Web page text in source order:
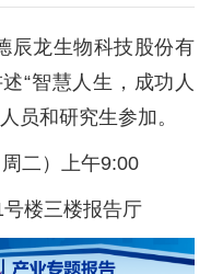
辰龙生物科技股份有
“智慧人生，成功人
员和研究生参加。
二）上午9:00
楼三楼报告厅